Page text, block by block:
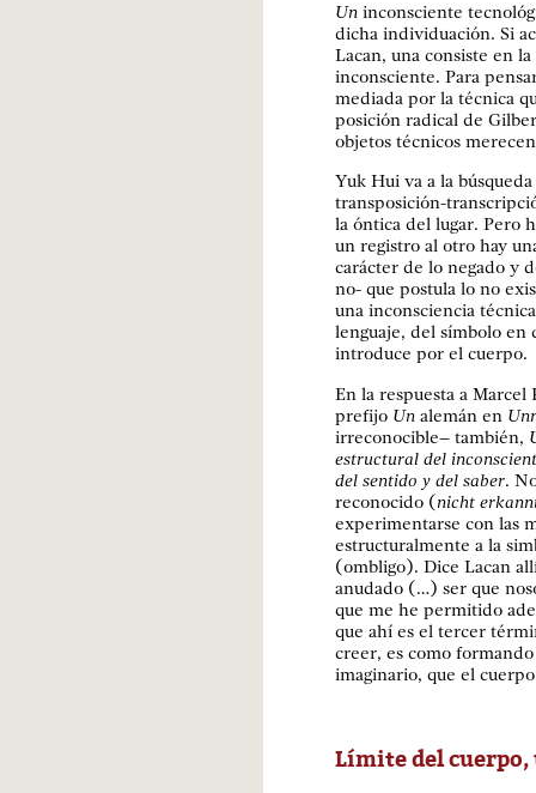
Un inconsciente
dicha individuación. Si
Lacan, una consiste en
inconsciente. Para
mediada por la técnica
posición radical de
objetos técnicos
Yuk Hui va a la
transposición-
la óntica del lugar. Pero
un registro al otro hay
carácter de lo negado y
no- que postula lo no
una inconsciencia
lenguaje, del símbolo en
introduce por el cuerpo.
En la respuesta a
prefijo Un alemán en
irreconocible– también,
estructural del
del sentido y del saber.
reconocido (nicht
experimentarse con las
estructuralmente a la
(ombligo). Dice Lacan
anudado (…) ser que
que me he permitido
que ahí es el tercer
creer, es como
imaginario, que el
Límite del